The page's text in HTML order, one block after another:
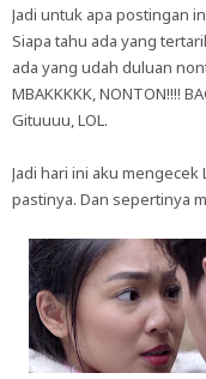
Jadi untuk apa postingan
Siapa tahu ada yang
ada yang udah duluan
MBAKKKKK, NONTON!!!!
Gituuuu, LOL.
Jadi hari ini aku
pastinya. Dan sepertinya